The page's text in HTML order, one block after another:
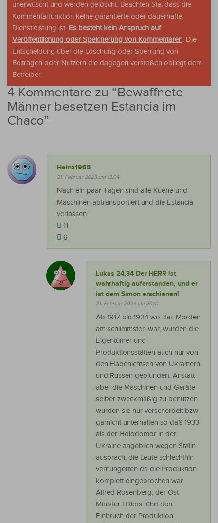
unerwüscht und werden gelöscht. Beachten Sie, dass die
Kommentarfunktion keine garantierte oder dauerhafte
Dienstleistung ist. Es besteht kein Anspruch auf
Veröffentlichung oder Speicherung von Kommentaren. Die
Entscheidung über die Löschung oder Sperrung von
Beiträgen oder Nutzern die dagegen verstoßen obliegt dem
Betreiber.
4 Kommentare zu “Bewaffnete
Männer besetzen Estancia im
Chaco”
Heinz1965
21. Februar 2023 um 15:04
Nach ein paar Tagen sind alle Kuehe und
Maschinen abtransportiert und die Estancia
verlassen
11
6
Lukas 24,34 Der HERR ist
wahrhaftig auferstanden, und er
ist dem Simon erschienen!
21. Februar 2023 um 20:41
Ab 1917 bis 1924 wo das Morden
am schlimmsten war, wurden die
Eigentümer und
Produktionsstätten auch nur von
den Habenichtsen von Ukrainern
und Russen geplündert. Anstatt
aber die Maschinen und Geräte
selber zweckmäßig zu benutzen
wurden sie nur verscherbelt bzw
garnicht unterhalten so daß 1933
als der Holodomor in der
Ukraine angeblich wegen Stalin
ausbrach, die Leute schlechthin
verhungerten da die Produktion
komplett eingebrochen war.
Alfred Rosenberg, der Ost
Minister Hitlers führt den
Einbruch der Produktion